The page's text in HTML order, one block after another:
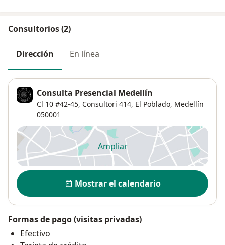
Consultorios (2)
Dirección En línea
Consulta Presencial Medellín
Cl 10 #42-45, Consultori 414, El Poblado, Medellín
050001
Ampliarse abre en una nueva
Disponibilidad
Mostrar el calendario
Formas de pago (visitas privadas)
Efectivo